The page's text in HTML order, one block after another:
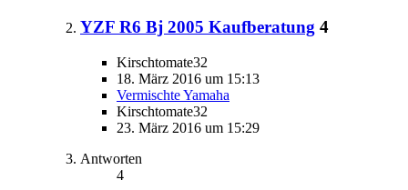
YZF R6 Bj 2005 Kaufberatung 4
Kirschtomate32
18. März 2016 um 15:13
Vermischte Yamaha
Kirschtomate32
23. März 2016 um 15:29
Antworten
4